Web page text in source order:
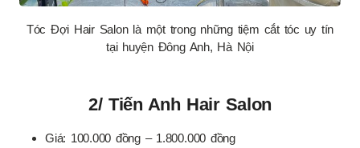
Tóc Đợi Hair Salon là một trong những tiệm cắt tóc uy tín
tại huyện Đông Anh, Hà Nội
2/ Tiến Anh Hair Salon
Giá: 100.000 đồng – 1.800.000 đồng